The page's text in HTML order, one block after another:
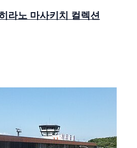
라노 마사키치 컬렉션